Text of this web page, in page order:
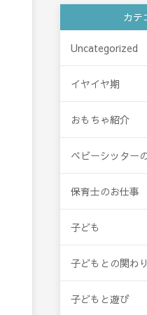
カテ
Uncategorized
イヤイヤ期
おもちゃ紹介
ベビーシッター
保育士のお仕事
子ども
子どもとの関わり
子どもと遊び